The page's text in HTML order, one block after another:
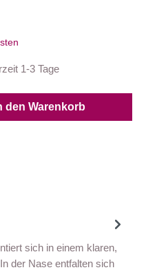
1-3 Tage
den Warenkorb
sich in einem klaren,
der Nase entfalten sich